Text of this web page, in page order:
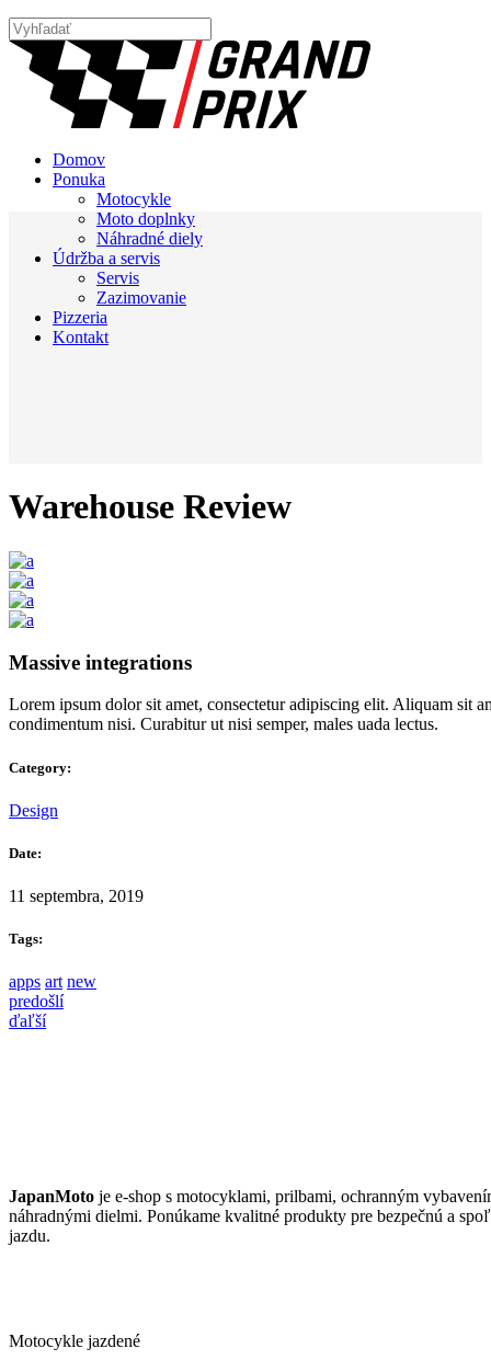
Domov
Ponuka
Motocykle
Moto doplnky
Náhradné diely
Údržba a servis
Servis
Zazimovanie
Pizzeria
Kontakt
Warehouse Review
Massive integrations
Lorem ipsum dolor sit amet, consectetur adipiscing elit. Aliquam sit
condimentum nisi. Curabitur ut nisi semper, males uada lectus.
Category:
Design
Date:
11 septembra, 2019
Tags:
apps art new
predošlí
ďaľší
JapanMoto je e-shop s motocyklami, prilbami, ochranným
náhradnými dielmi. Ponúkame kvalitné produkty pre bezpečnú a
jazdu.
Motocykle jazdené